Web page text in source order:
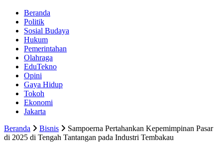
Beranda
Politik
Sosial Budaya
Hukum
Pemerintahan
Olahraga
EduTekno
Opini
Gaya Hidup
Tokoh
Ekonomi
Jakarta
Beranda
Bisnis
Sampoerna Pertahankan Kepemimpinan Pasar
di 2025 di Tengah Tantangan pada Industri Tembakau